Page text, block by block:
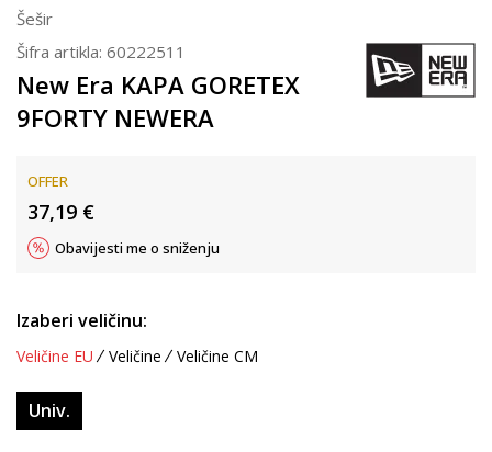
Šešir
Šifra artikla: 60222511
New Era KAPA GORETEX
9FORTY NEWERA
OFFER
37,19 €
Obavijesti me o sniženju
Izaberi veličinu:
Veličine EU Veličine Veličine CM
Univ.